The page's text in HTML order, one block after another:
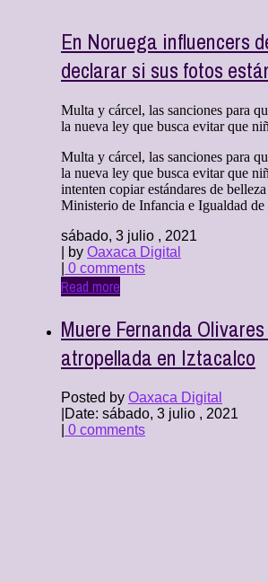
En Noruega influencers
declarar si sus fotos
Multa y cárcel, las sanciones para
la nueva ley que busca evitar que
Multa y cárcel, las sanciones para
la nueva ley que busca evitar que
intenten copiar estándares de
Ministerio de Infancia e Igualdad
sábado, 3 julio , 2021
| by Oaxaca Digital
0 comments
Read more
Muere Fernanda Olivares
atropellada en Iztacalco
Posted by Oaxaca Digital
Date: sábado, 3 julio , 2021
0 comments